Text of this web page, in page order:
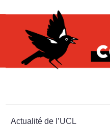
Actualité de l’UCL